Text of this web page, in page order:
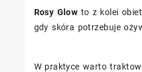
Rosy Glow to z kolei
gdy skóra potrzebuje
W praktyce warto